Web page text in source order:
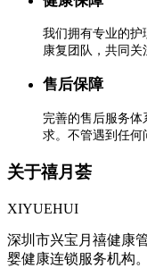
护理保障
强大的护理团
询、线上精品
安全保障
贴心管家时刻守
逻团队及缜密的
私。
关于禧月荟
XIYUEHUI
深圳市兴宝月禧健康
婴健康连锁服务机构